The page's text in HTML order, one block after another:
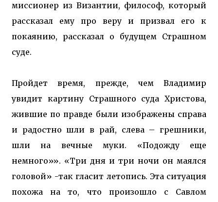
миссионер из Византии, философ, который
рассказал ему про веру и призвал его к
покаянию, рассказал о будущем Страшном
суде.
Пройдет время, прежде, чем Владимир
увидит картину Страшного суда Христова,
жившие по правде были изображены справа
и радостно шли в рай, слева – грешники,
шли на вечные муки. «Подожду еще
немного»». «Три дня и три ночи он маялся
головой» -так гласит летопись. Эта ситуация
похожа на то, что произошло с Савлом